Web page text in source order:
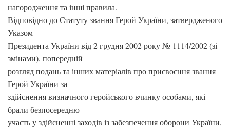
нагородження та інші правила.
Відповідно до Статуту звання Герой України, затвердженого
Указом
Президента України від 2 грудня 2002 року № 1114/2002 (зі
змінами), попередній
розгляд подань та інших матеріалів про присвоєння звання
Герой України за
здійснення визначного геройського вчинку особами, які
брали безпосередню
участь у здійсненні заходів із забезпечення оборони України,